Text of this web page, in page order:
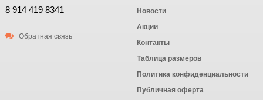
8 914 419 8341
Обратная связь
Новости
Акции
Контакты
Таблица размеров
Политика конфиденциальности
Публичная оферта